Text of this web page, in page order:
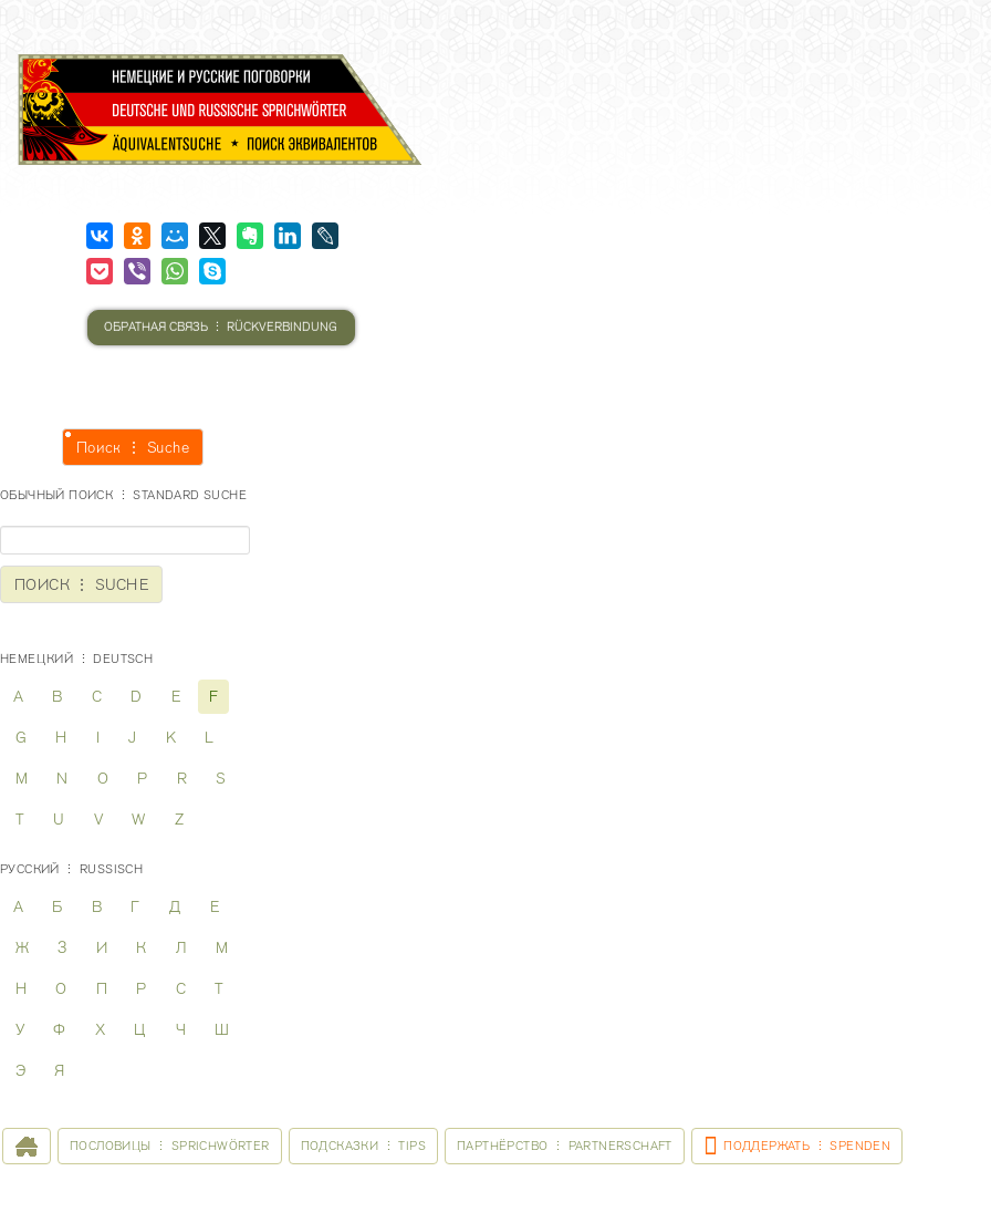
ОБРАТНАЯ СВЯЗЬ ⋮ RÜCKVERBINDUNG
Поиск ⋮ Suche
ОБЫЧНЫЙ ПОИСК ⋮ STANDARD SUCHE
НЕМЕЦКИЙ ⋮ DEUTSCH
A B C D E F
G H I J K L
M N O P R S
T U V W Z
РУССКИЙ ⋮ RUSSISCH
А Б В Г Д Е
Ж З И К Л М
Н О П Р С Т
У Ф Х Ц Ч Ш
Э Я
ПОСЛОВИЦЫ ⋮ SPRICHWÖRTER ПОДСКАЗКИ ⋮ TIPS ПАРТНЁРСТВО ⋮ PARTNERSCHAFT ПОДДЕРЖАТЬ ⋮ SPENDEN